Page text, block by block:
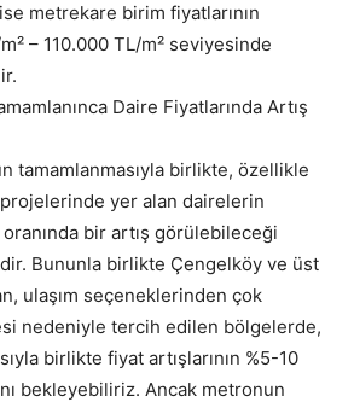
metrekare birim fiyatlarının
– 110.000 TL/m² seviyesinde
Daire Fiyatlarında Artış
tamamlanmasıyla birlikte, özellikle
yer alan dairelerin
bir artış görülebileceği
Bununla birlikte Çengelköy ve üst
ulaşım seçeneklerinden çok
nedeniyle tercih edilen bölgelerde,
birlikte fiyat artışlarının %5-10
bekleyebiliriz. Ancak metronun